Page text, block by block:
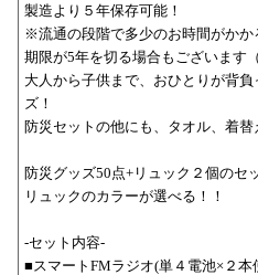
製造より５年保存可能！
※流通の段階で多少のお時間がか
期限が5年を切る場合もございます
大人から子供まで、おひとりが背
ズ！
防災セットの他にも、タオル、着
防災グッズ50点+リュック２個のセ
リュックのカラーが選べる！！
-セット内容-
■スマートFMラジオ(単４電池×２